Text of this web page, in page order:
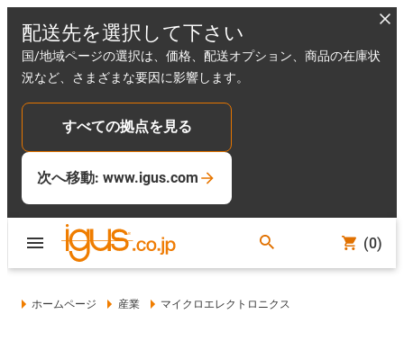
配送先を選択して下さい
国/地域ページの選択は、価格、配送オプション、商品の在庫状
況など、さまざまな要因に影響します。
すべての拠点を見る
次へ移動: www.igus.com
(0)
ホームページ 産業 マイクロエレクトロニクス